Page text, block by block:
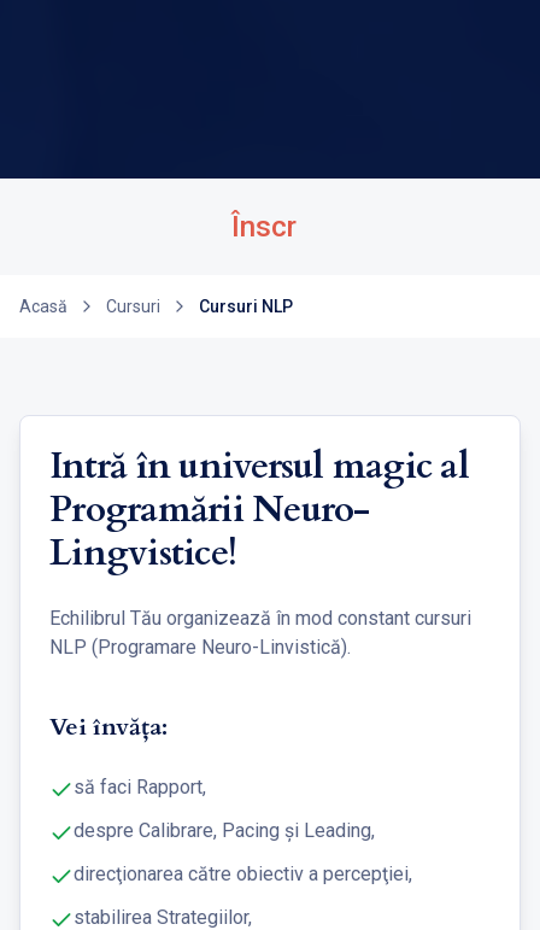
Înscrie-te!
Acasă Cursuri Cursuri NLP
Intră în universul magic al
Programării Neuro-
Lingvistice!
Echilibrul Tău organizează în mod constant cursuri
NLP (Programare Neuro-Linvistică).
Vei învăța:
să faci Rapport,
despre Calibrare, Pacing şi Leading,
direcţionarea către obiectiv a percepţiei,
stabilirea Strategiilor,